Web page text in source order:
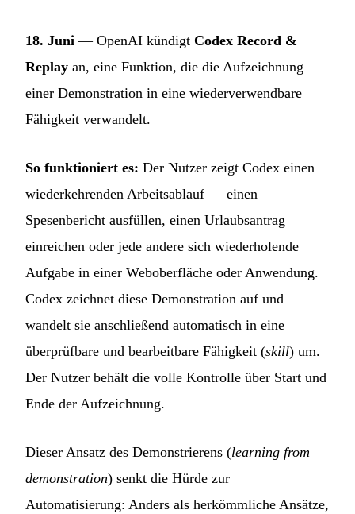
18. Juni — OpenAI kündigt Codex Record &
Replay an, eine Funktion, die die Aufzeichnung
einer Demonstration in eine wiederverwendbare
Fähigkeit verwandelt.
So funktioniert es: Der Nutzer zeigt Codex einen
wiederkehrenden Arbeitsablauf — einen
Spesenbericht ausfüllen, einen Urlaubsantrag
einreichen oder jede andere sich wiederholende
Aufgabe in einer Weboberfläche oder Anwendung.
Codex zeichnet diese Demonstration auf und
wandelt sie anschließend automatisch in eine
überprüfbare und bearbeitbare Fähigkeit (skill) um.
Der Nutzer behält die volle Kontrolle über Start und
Ende der Aufzeichnung.
Dieser Ansatz des Demonstrierens (learning from
demonstration) senkt die Hürde zur
Automatisierung: Anders als herkömmliche Ansätze,